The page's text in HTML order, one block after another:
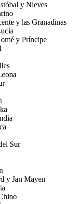
y Nieves
y las Granadinas
y Príncipe
Sur
y Jan Mayen